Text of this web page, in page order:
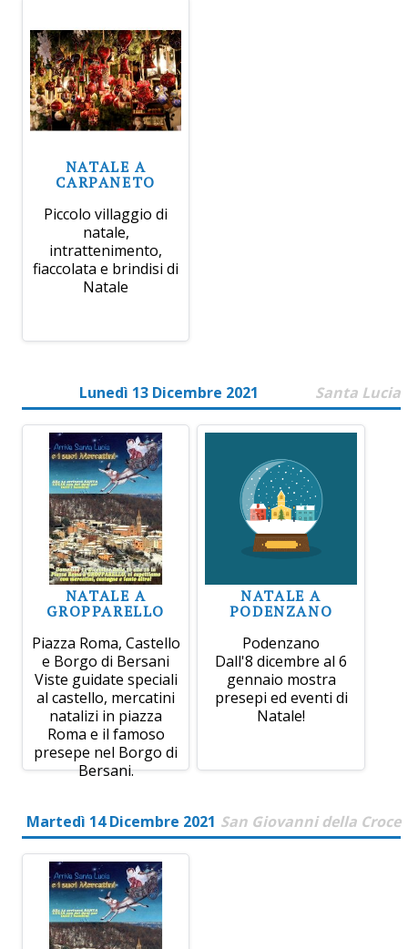
NATALE A
CARPANETO
Piccolo villaggio di
natale,
intrattenimento,
fiaccolata e brindisi di
Natale
Lunedì 13 Dicembre 2021 Santa Lucia
NATALE A
GROPPARELLO
Piazza Roma, Castello
e Borgo di Bersani
Viste guidate speciali
al castello, mercatini
natalizi in piazza
Roma e il famoso
presepe nel Borgo di
Bersani.
NATALE A
PODENZANO
Podenzano
Dall'8 dicembre al 6
gennaio mostra
presepi ed eventi di
Natale!
Martedì 14 Dicembre 2021 San Giovanni della Croce